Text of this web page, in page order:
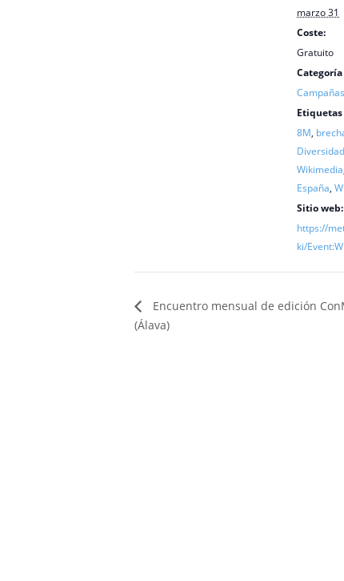
marzo 31
Coste:
Gratuito
Campañas
8M,
Diversidad
Wikimedia
España,
Sitio web:
https://
ki/
Encuentro mensual de edición
(Álava)